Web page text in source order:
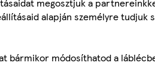
alapján személyre tudjuk
bármikor módosíthatod a